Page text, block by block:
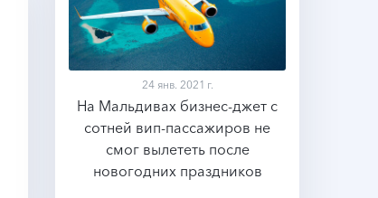
Подробнее
24 янв. 2021 г.
На Мальдивах бизнес-джет с
сотней вип-пассажиров не
смог вылететь после
новогодних праздников